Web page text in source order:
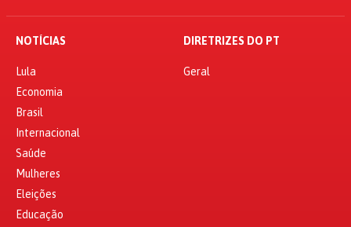
NOTÍCIAS
Lula
Economia
Brasil
Internacional
Saúde
Mulheres
Eleições
Educação
DIRETRIZES DO PT
Geral